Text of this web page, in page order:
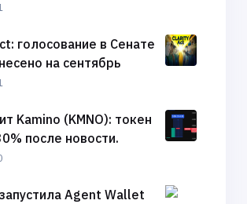
голосование в Сенате
на сентябрь
Kamino (KMNO): токен
после новости.
Agent Wallet